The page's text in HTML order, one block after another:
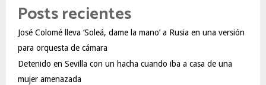
Posts recientes
José Colomé lleva ‘Soleá, dame la mano’ a Rusia en una versión
para orquesta de cámara
Detenido en Sevilla con un hacha cuando iba a casa de una
mujer amenazada